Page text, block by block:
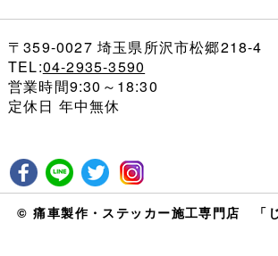
〒359-0027 埼玉県所沢市松郷218-4
TEL:04-2935-3590
営業時間9:30～18:30
定休日 年中無休
© 痛車製作・ステッカー施工専門店 「